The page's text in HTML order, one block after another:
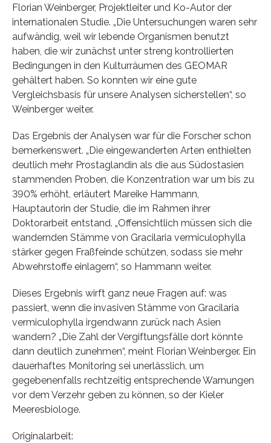
Florian Weinberger, Projektleiter und Ko-Autor der
internationalen Studie. „Die Untersuchungen waren sehr
aufwändig, weil wir lebende Organismen benutzt
haben, die wir zunächst unter streng kontrollierten
Bedingungen in den Kulturräumen des GEOMAR
gehältert haben. So konnten wir eine gute
Vergleichsbasis für unsere Analysen sicherstellen“, so
Weinberger weiter.
Das Ergebnis der Analysen war für die Forscher schon
bemerkenswert. „Die eingewanderten Arten enthielten
deutlich mehr Prostaglandin als die aus Südostasien
stammenden Proben, die Konzentration war um bis zu
390% erhöht, erläutert Mareike Hammann,
Hauptautorin der Studie, die im Rahmen ihrer
Doktorarbeit entstand. „Offensichtlich müssen sich die
wandernden Stämme von Gracilaria vermiculophylla
stärker gegen Fraßfeinde schützen, sodass sie mehr
Abwehrstoffe einlagern“, so Hammann weiter.
Dieses Ergebnis wirft ganz neue Fragen auf: was
passiert, wenn die invasiven Stämme von Gracilaria
vermiculophylla irgendwann zurück nach Asien
wandern? „Die Zahl der Vergiftungsfälle dort könnte
dann deutlich zunehmen“, meint Florian Weinberger. Ein
dauerhaftes Monitoring sei unerlässlich, um
gegebenenfalls rechtzeitig entsprechende Warnungen
vor dem Verzehr geben zu können, so der Kieler
Meeresbiologe.
Originalarbeit: